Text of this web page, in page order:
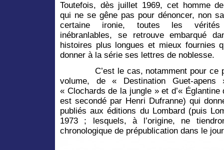
Toutefois, dès juillet 1969, cet homme
qui ne se gêne pas pour dénoncer, non
certaine ironie, toutes les
inébranlables, se retrouve embarqué
histoires plus longues et mieux fournies
donner à la série ses lettres de noblesse.
C’est le cas, notamment pour ce
volume, de « Destination Guet-apens
« Clochards de la jungle » et d’«
est secondé par Henri Dufranne) qui
publiés aux éditions du Lombard (puis
1973 ; lesquels, à l’origine, ne
chronologique de prépublication dans le